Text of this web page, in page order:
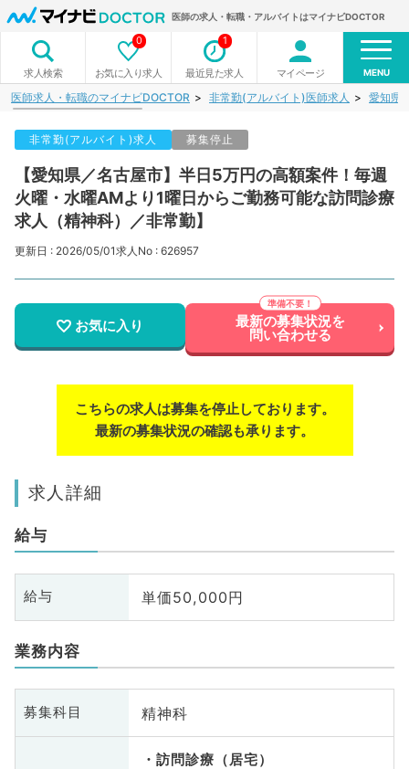
医師の求人・転職・アルバイトはマイナビDOCTOR
求人検索 お気に入り求人
0
最近見た求人
1
マイページ MENU
医師求人・転職のマイナビDOCTOR 非常勤(アルバイト)医師求人 愛知県
非常勤(アルバイト)求人 募集停止
【愛知県／名古屋市】半日5万円の高額案件！毎週
火曜・水曜AMより1曜日からご勤務可能な訪問診療
求人（精神科）／非常勤】
更新日 : 2026/05/01求人No : 626957
お気に入り 最新の募集状況を
問い合わせる
こちらの求人は募集を停止しております。
最新の募集状況の確認も承ります。
求人詳細
給与
給与 単価50,000円
業務内容
募集科目 精神科
訪問診療（居宅）